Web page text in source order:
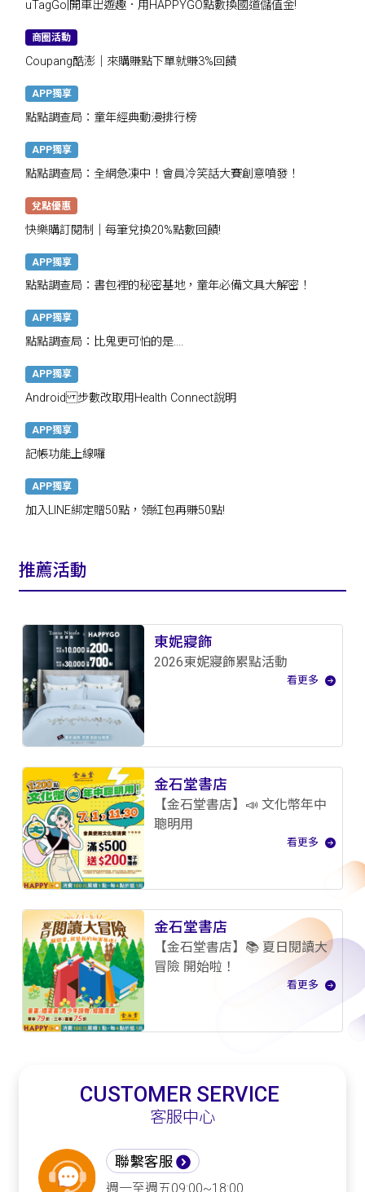
uTagGo|開車出遊趣．用HAPPYGO點數換國道儲值金!
商圈活動
Coupang酷澎｜來購賺點下單就賺3%回饋
APP獨享
點點調查局：童年經典動漫排行榜
APP獨享
點點調查局：全網急凍中！會員冷笑話大賽創意噴發！
兌點優惠
快樂購訂閱制｜每筆兌換20%點數回饋!
APP獨享
點點調查局：書包裡的秘密基地，童年必備文具大解密！
APP獨享
點點調查局：比鬼更可怕的是....
APP獨享
Android 步數改取用Health Connect說明
APP獨享
記帳功能上線囉
APP獨享
加入LINE綁定贈50點，領紅包再賺50點!
推薦活動
東妮寢飾
2026東妮寢飾累點活動
看更多
金石堂書店
【金石堂書店】📣 文化幣年中
聰明用
看更多
金石堂書店
【金石堂書店】📚 夏日閱讀大
冒險 開始啦！
看更多
CUSTOMER SERVICE
客服中心
聯繫客服
週一至週五09:00~18:00